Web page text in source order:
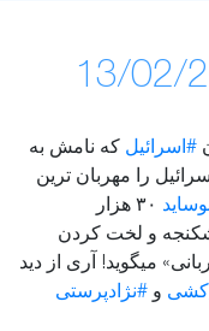
#اسرائیل که نامش به
را مهربان ترین
۳۰ هزار
شکنجه و لخت کردن
میگوید! آری از دید
و #نژادپرستی